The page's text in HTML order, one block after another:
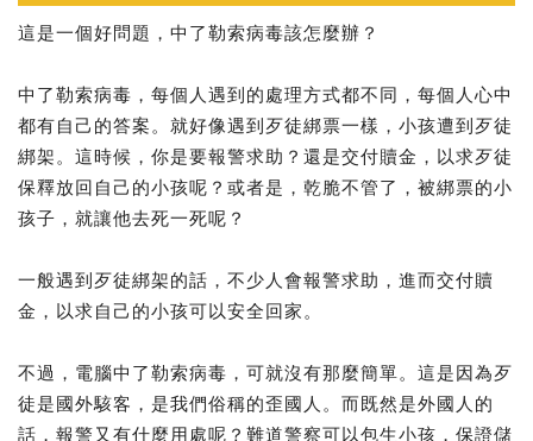
這是一個好問題，中了勒索病毒該怎麼辦？
中了勒索病毒，每個人遇到的處理方式都不同，每個人心中
都有自己的答案。就好像遇到歹徒綁票一樣，小孩遭到歹徒
綁架。這時候，你是要報警求助？還是交付贖金，以求歹徒
保釋放回自己的小孩呢？或者是，乾脆不管了，被綁票的小
孩子，就讓他去死一死呢？
一般遇到歹徒綁架的話，不少人會報警求助，進而交付贖
金，以求自己的小孩可以安全回家。
不過，電腦中了勒索病毒，可就沒有那麼簡單。這是因為歹
徒是國外駭客，是我們俗稱的歪國人。而既然是外國人的
話，報警又有什麼用處呢？難道警察可以包生小孩，保證儲